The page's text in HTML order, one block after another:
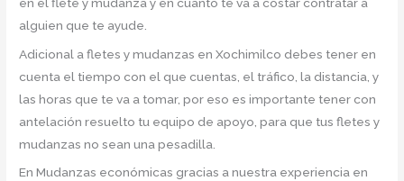
alguien que te ayude.
Adicional a fletes y mudanzas en Xochimilco debes tener en
cuenta el tiempo con el que cuentas, el tráfico, la distancia, y
las horas que te va a tomar, por eso es importante tener con
antelación resuelto tu equipo de apoyo, para que tus fletes y
mudanzas no sean una pesadilla.
En Mudanzas económicas gracias a nuestra experiencia en